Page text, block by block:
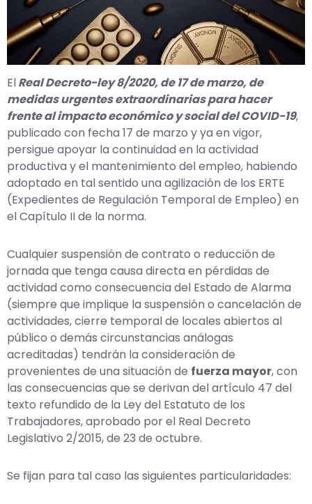
ElReal Decreto-ley 8/2020, de 17 de marzo, de
medidas urgentes extraordinarias para hacer
frente al impacto económico y social del COVID-19,
publicado con fecha 17 de marzo y ya en vigor,
persigue apoyar la continuidad en la actividad
productiva y el mantenimiento del empleo, habiendo
adoptado en tal sentido una agilización de los ERTE
(Expedientes de Regulación Temporal de Empleo) en
el Capítulo II de la norma.
Cualquier suspensión de contrato o reducción de
jornada que tenga causa directa en pérdidas de
actividad como consecuencia del Estado de Alarma
(siempre que implique la suspensión o cancelación de
actividades, cierre temporal de locales abiertos al
público o demás circunstancias análogas
acreditadas) tendrán la consideración de
provenientes de una situación de fuerza mayor, con
las consecuencias que se derivan del artículo 47 del
texto refundido de la Ley del Estatuto de los
Trabajadores, aprobado por el Real Decreto
Legislativo 2/2015, de 23 de octubre.
Se fijan para tal caso las siguientes particularidades: